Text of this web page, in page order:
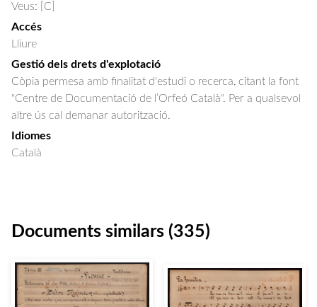
Veus: [C]
Accés
Lliure
Gestió dels drets d'explotació
Còpia permesa amb finalitat d'estudi o recerca, citant la font
"Centre de Documentació de l’Orfeó Català". Per a qualsevol
altre ús cal demanar autorització.
Idiomes
Català
Documents similars (335)